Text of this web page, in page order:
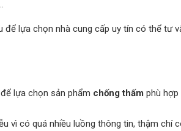
lựa chọn nhà cung cấp uy tín có thể tư
lựa chọn sản phẩm chống thấm phù hợp
vì có quá nhiều luồng thông tin, thậm chí